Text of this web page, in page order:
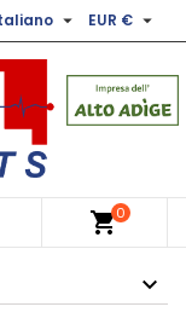
EUR € 

shopping_cart0
×
×
×
dei desideri
×
dei
Accedi